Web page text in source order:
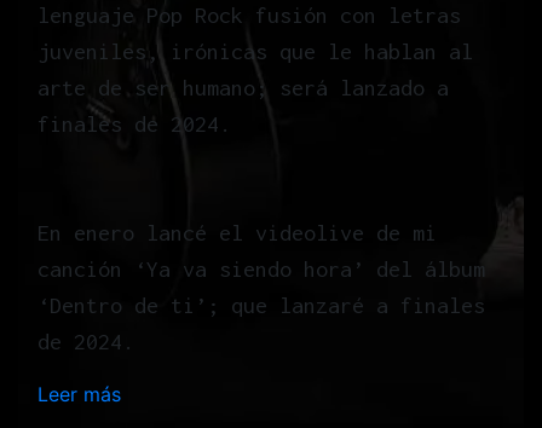
lenguaje Pop Rock fusión con letras
juveniles, irónicas que le hablan al
arte de ser humano; será lanzado a
finales de 2024.
En enero lancé el videolive de mi
canción ‘Ya va siendo hora’ del álbum
‘Dentro de ti’; que lanzaré a finales
de 2024.
Leer más: